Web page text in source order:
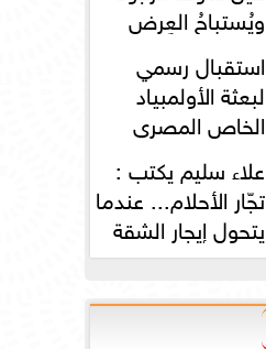
ويُستباحُ العِرض
استقبال رسمي
لبعثة الأولمبياد
الخاص المصري
بسفارة مصر في
علاء سليم يكتب :
تجّار الأحلام... عندما
يتحول إيجار الشقة
إلى مقصلةٍ...